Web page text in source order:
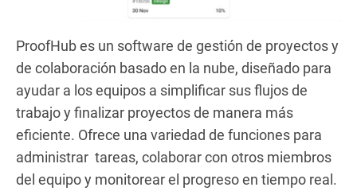
ProofHub es un software de gestión de proyectos y
de colaboración basado en la nube, diseñado para
ayudar a los equipos a simplificar sus flujos de
trabajo y finalizar proyectos de manera más
eficiente. Ofrece una variedad de funciones para
administrar tareas, colaborar con otros miembros
del equipo y monitorear el progreso en tiempo real.